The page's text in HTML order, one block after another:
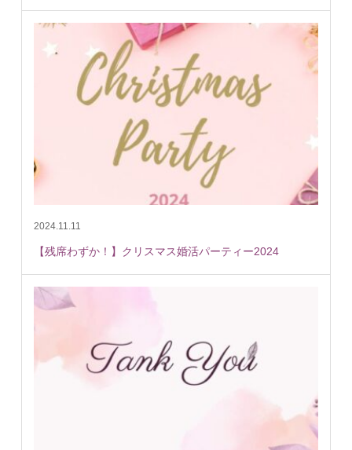
2024.11.11
【残席わずか！】クリスマス婚活パーティー2024